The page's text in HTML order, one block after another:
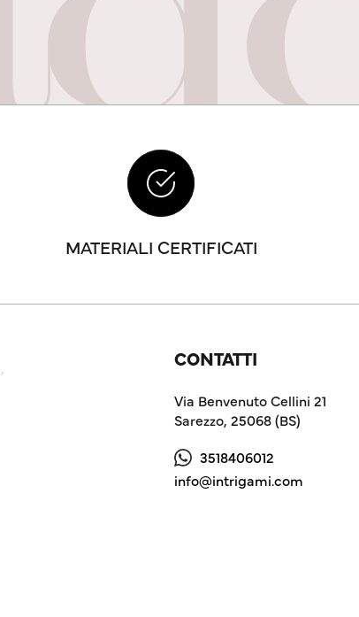
MATERIALI CERTIFICATI
CONTATTI
Via Benvenuto Cellini 21
Sarezzo, 25068 (BS)
3518406012
info@intrigami.com